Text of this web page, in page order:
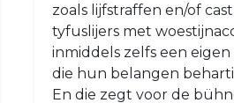
zoals lijfstraffen en/of
tyfuslijers met
inmiddels zelfs een
die hun belangen
En die zegt voor de